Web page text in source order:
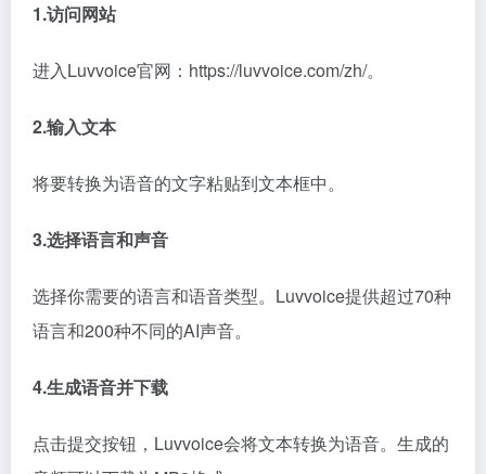
1.访问网站
进入Luvvoice官网：https://luvvoice.com/zh/。
2.输入文本
将要转换为语音的文字粘贴到文本框中。
3.选择语言和声音
选择你需要的语言和语音类型。Luvvoice提供超过70种
语言和200种不同的AI声音。
4.生成语音并下载
点击提交按钮，Luvvoice会将文本转换为语音。生成的